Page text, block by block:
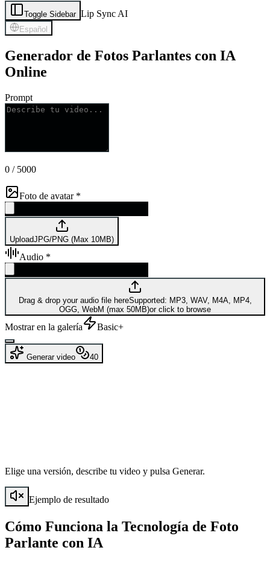
Toggle Sidebar Lip Sync AI
Español
Generador de Fotos Parlantes con IA
Online
Prompt
0 / 5000
Foto de avatar*
UploadJPG/PNG (Max 10MB)
Audio *
Drag & drop your audio file hereSupported: MP3, WAV, M4A, MP4,
OGG, WebM (max 50MB)or click to browse
Mostrar en la galería Basic+
Generar video 40
Elige una versión, describe tu video y pulsa Generar.
Ejemplo de resultado
Cómo Funciona la Tecnología de Foto
Parlante con IA